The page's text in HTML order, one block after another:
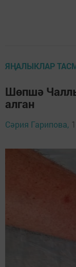
ЯҢАЛЫКЛАР
Шөпшә
алган
Сәрия Гарипова,